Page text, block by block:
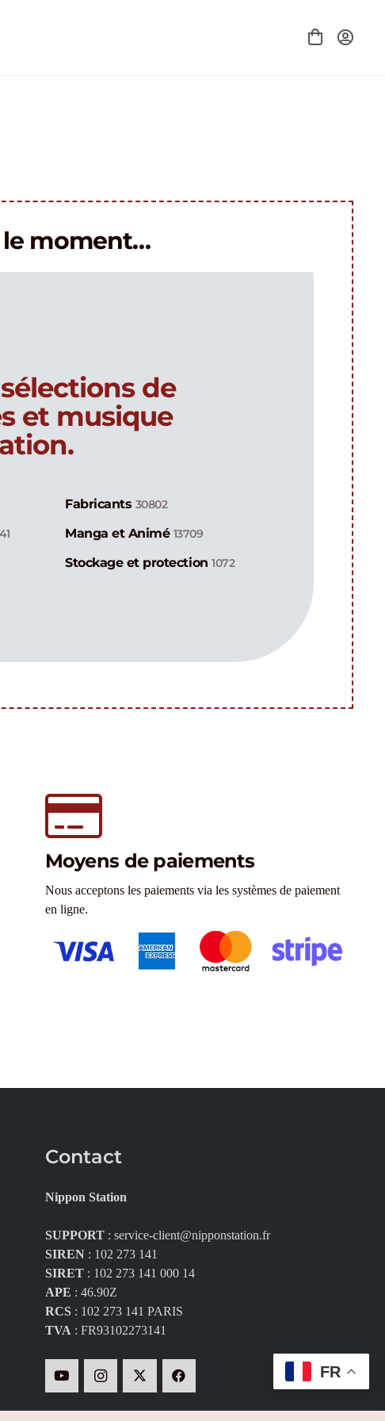
moment…
de
et musique
Fabricants 30802
Manga et Animé 13709
Stockage et protection1072
Moyens de paiements
Nous acceptons les paiements via les systèmes de paiement
en ligne.
Contact
Nippon Station
SUPPORT: service-client@nipponstation.fr
SIREN: 102 273 141
SIRET: 102 273 141 000 14
APE : 46.90Z
RCS: 102 273 141 PARIS
TVA: FR93102273141
FR